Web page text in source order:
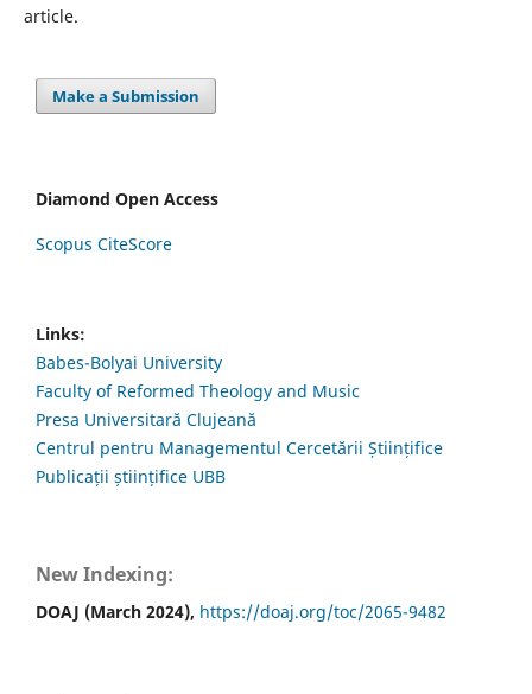
article.
Make a Submission
Diamond Open Access
Scopus CiteScore
Links:
Babes-Bolyai University
Faculty of Reformed Theology and Music
Presa Universitară Clujeană
Centrul pentru Managementul Cercetării Științifice
Publicații științifice UBB
New Indexing:
DOAJ (March 2024), https://doaj.org/toc/2065-9482